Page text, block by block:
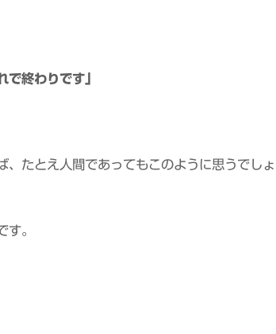
終わりです」
たとえ人間であってもこのように思うでしょ
す。